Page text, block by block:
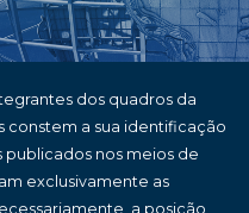
dos quadros da
constem a sua identificação
nos meios de
exclusivamente as
a posição